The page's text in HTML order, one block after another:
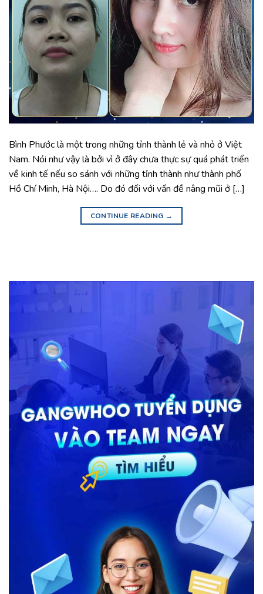
Bình Phước là một trong những tỉnh thành lẻ và nhỏ ở Việt
Nam. Nói như vậy là bởi vì ở đây chưa thực sự quá phát triển
về kinh tế nếu so sánh với những tỉnh thành như thành phố
Hồ Chí Minh, Hà Nội…. Do đó đối với vấn đề nâng mũi ở […]
CONTINUE READING →